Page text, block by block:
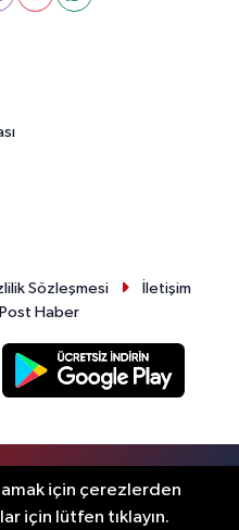
Sözleşmesi
İletişim
Haber
için çerezlerden
için lütfen tıklayın.